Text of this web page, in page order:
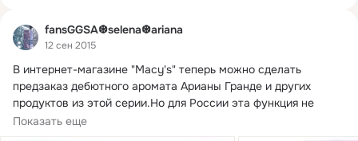
fansGGSA❆selena❆ariana
12 сен 2015
В интернет-магазине "Macy's" теперь можно сделать
предзаказ дебютного аромата Арианы Гранде и других
продуктов из этой серии.Но для России эта функция не
доступна.
Показать еще